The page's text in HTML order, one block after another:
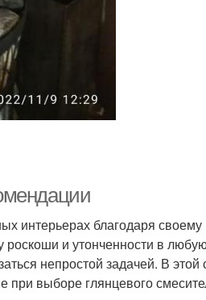
интерьерах благодаря своему
и утонченности в
непростой задачей. В этой
при выборе глянцевого